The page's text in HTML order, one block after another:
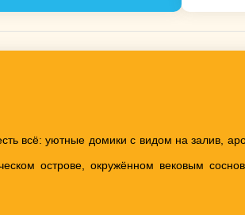
всё: уютные домики с видом на залив,
острове, окружённом вековым